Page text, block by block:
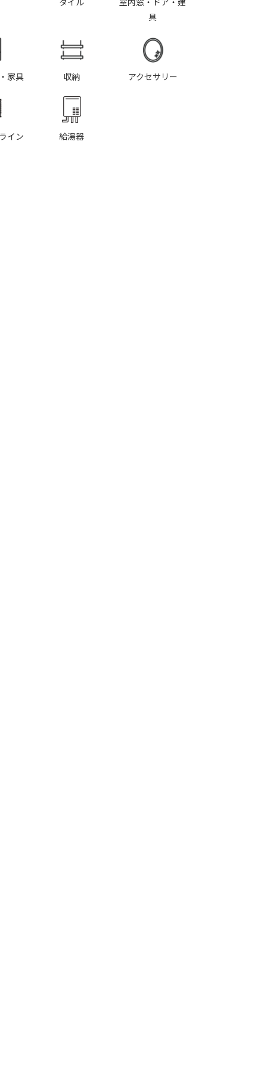
具
家具 収納 アクセサリー
イン 給湯器